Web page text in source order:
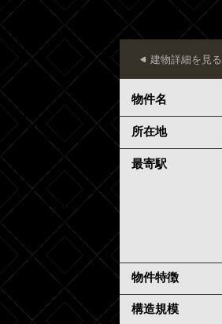
建物詳細を見る
物件名
所在地
最寄駅
物件特徴
構造規模